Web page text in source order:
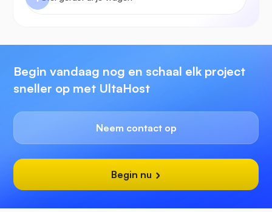
Begin vandaag nog en schaal elk project
sneller op met UltaHost
Neem contact op
Begin nu